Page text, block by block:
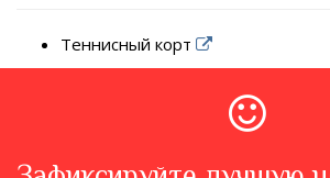
Теннисный корт